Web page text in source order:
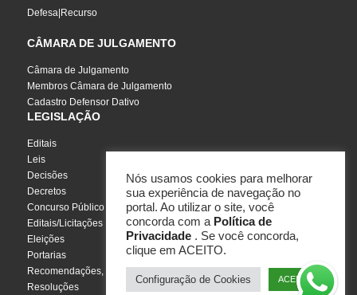
Defesa|Recurso
CÂMARA DE JULGAMENTO
Câmara de Julgamento
Membros Câmara de Julgamento
Cadastro Defensor Dativo
LEGISLAÇÃO
Editais
Leis
Decisões
Decretos
Concurso Público
Editais/Licitações
Eleições
Portarias
Recomendações, Pareceres e Notas
Resoluções
Nós usamos cookies para melhorar
sua experiência de navegação no
portal. Ao utilizar o site, você
concorda com a Política de
Privacidade . Se você concorda,
clique em ACEITO.
Configuração de Cookies ACEITO